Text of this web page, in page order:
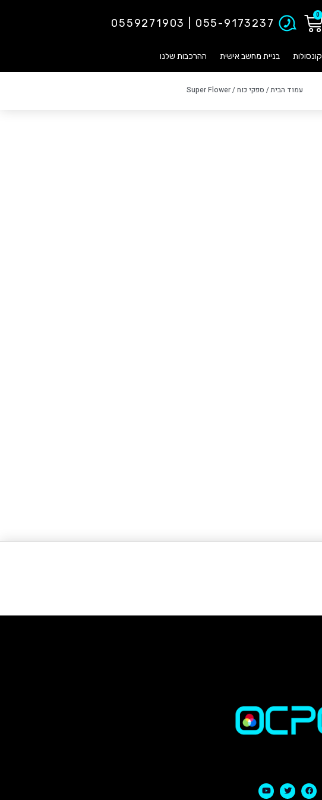
0
055-9173237 | 0559271903
קונסולות בניית מחשב אישית ההרכבות שלנו
עמוד הבית/ ספקי כוח/ Super Flower